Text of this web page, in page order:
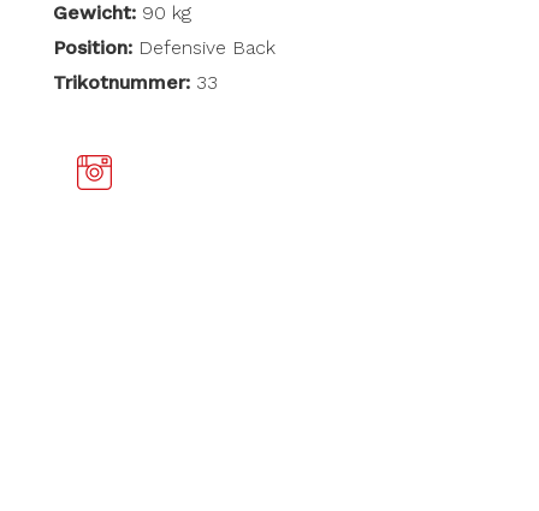
Gewicht:90 kg
Position: Defensive Back
Trikotnummer: 33